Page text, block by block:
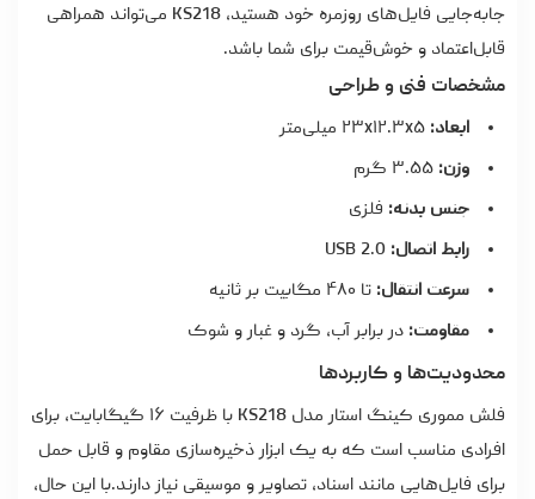
جابه‌جایی فایل‌های روزمره خود هستید، KS218 می‌تواند همراهی
قابل‌اعتماد و خوش‌قیمت برای شما باشد.
مشخصات فنی و طراحی
ابعاد:
وزن:
جنس بدنه: فلزی
رابط اتصال:
سرعت انتقال: تا ۴۸۰ مگابیت بر ثانیه
مقاومت: در برابر آب، گرد و غبار و شوک
محدودیت‌ها و کاربردها
فلش مموری کینگ استار مدل KS218 با ظرفیت ۱۶ گیگابایت، برای
افرادی مناسب است که به یک ابزار ذخیره‌سازی مقاوم و قابل حمل
برای فایل‌هایی مانند اسناد، تصاویر و موسیقی نیاز دارند.با این حال،